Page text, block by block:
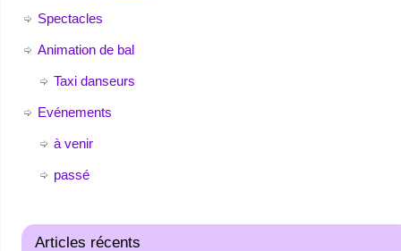
Spectacles
Animation de bal
Taxi danseurs
Evénements
à venir
passé
Articles récents